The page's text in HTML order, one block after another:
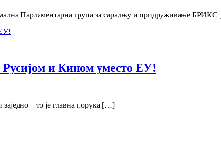
Парламентарна група за сарадњу и придруживање
и Кином уместо ЕУ!
– то је главна порука […]